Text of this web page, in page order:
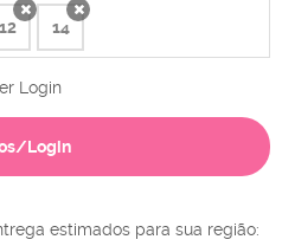
12x 14x
Login
Login
estimados para sua região: